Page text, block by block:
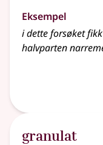
Eksempel
i dette forsøket
halvparten
granulat